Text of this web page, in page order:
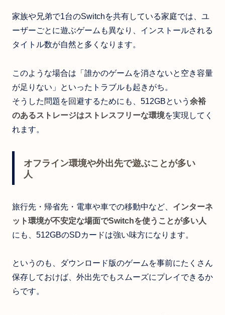
家族や兄弟で1台のSwitchを共有している家庭では、ユ
ーザーごとに遊ぶゲームも異なり、インストールされる
タイトル数が自然と多くなります。
このような場合は「誰かのゲームを消さないと空き容量
が足りない」といったトラブルも起きがち。
そうした問題を回避するためにも、512GBという 余裕
のあるストレージはストレスフリーな環境を実現してく
れます。
オフライン環境や外出先で遊ぶことが多い
人
旅行先・帰省先・電車や車での移動中など、 インターネ
ット環境が不安定な場面でSwitchを使うことが多い人
にも、512GBのSDカードは強い味方になります。
というのも、ダウンロード版のゲームを事前にたくさん
保存しておけば、外出先でもスムーズにプレイできるか
らです。